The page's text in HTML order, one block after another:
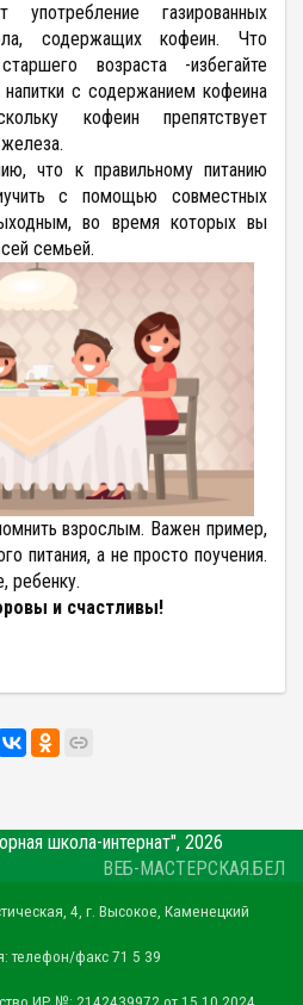
газированных
содержащих кофеин. Что
возраста -избегайте
с содержанием кофеина
кофеин препятствует
что к правильному питанию
с помощью совместных
во время которых вы
семьей.
взрослым. Важен пример,
питания, а не просто поучения.
ребенку.
и счастливы!
школа-интернат", 2026
ВЕБ-МАСТЕРСКАЯ.БЕЛ
4, г. Высокое, Каменецкий
телефон/факс 71 5 39